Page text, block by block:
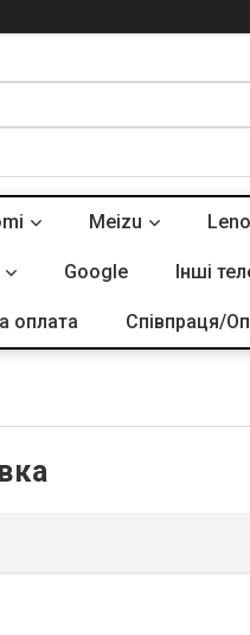
Meizu
Google Інші
оплата Співпраця/